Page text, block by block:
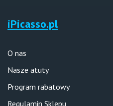
iPicasso.pl
O nas
Nasze atuty
Program rabatowy
Regulamin Sklepu